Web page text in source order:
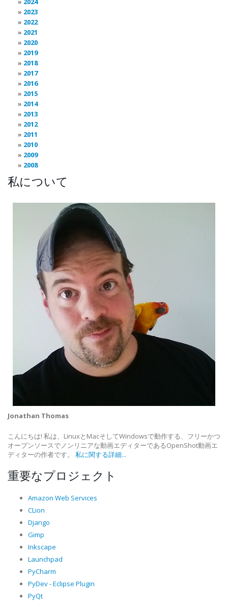
2023
2022
2021
2020
2019
2018
2017
2016
2015
2014
2013
2012
2011
2010
2009
2008
私について
Jonathan Thomas
こんにちは! 私は、LinuxとMacそしてWindowsで動作する、フリーかつ
オープンソースでノンリニアな動画エディターであるOpenShot動画エ
ディターの作者です。 私に関する詳細...
重要なプロジェクト
Amazon Web Services
CLion
Django
Gimp
Inkscape
Launchpad
PyCharm
PyDev - Eclipse Plugin
PyQt